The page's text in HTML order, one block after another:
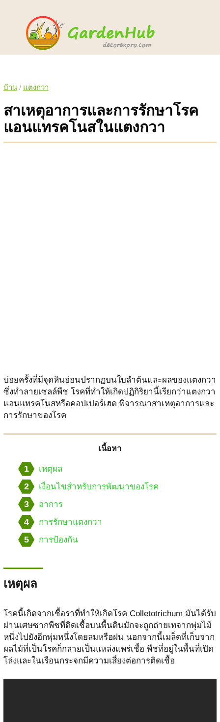
บ้าน/ แตงกวา
สาเหตุอาการและการรักษาโรค
แอนแทรคโนสในแตงกวา
บ่อยครั้งที่มีจุดหินอ่อนปรากฏบนใบลำต้นและผลของแตงกวา
ซึ่งทำลายเซลล์พืช โรคที่ทำให้เกิดปฏิกิริยานี้เรียกว่าแตงกวา
แอนแทรคโนสหรือคอปเปอร์เฮด พิจารณาสาเหตุอาการและ
การรักษาของโรค
เนื้อหา
1 เหตุผล
2 เงื่อนไขสำหรับการพัฒนาของโรค
3 อาการ
4 การรักษาแตงกวา
5 การป้องกัน
เหตุผล
โรคนี้เกิดจากเชื้อราที่ทำให้เกิดโรค Colletotrichum มันได้รับ
ผ่านเศษซากพืชที่ติดเชื้อบนพื้นดินมักจะถูกถ่ายเทจากพุ่มไม้
หนึ่งไปยังอีกพุ่มหนึ่งโดยลมหรือฝน นอกจากนี้เมล็ดที่เก็บจาก
ผลไม้ที่เป็นโรคก็กลายเป็นแหล่งแพร่เชื้อ พืชที่อยู่ในพื้นที่เปิด
โล่งและในเรือนกระจกมีความเสี่ยงต่อการติดเชื้อ